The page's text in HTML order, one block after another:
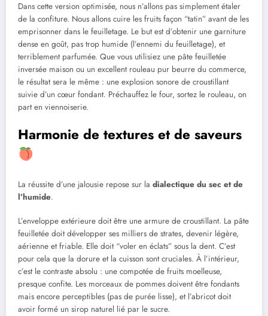
Dans cette version optimisée, nous n’allons pas simplement étaler
de la confiture. Nous allons cuire les fruits façon “tatin” avant de les
emprisonner dans le feuilletage. Le but est d’obtenir une garniture
dense en goût, pas trop humide (l’ennemi du feuilletage), et
terriblement parfumée. Que vous utilisiez une pâte feuilletée
inversée maison ou un excellent rouleau pur beurre du commerce,
le résultat sera le même : une explosion sonore de croustillant
suivie d’un cœur fondant. Préchauffez le four, sortez le rouleau, on
part en viennoiserie.
Harmonie de textures et de saveurs
La réussite d’une jalousie repose sur la dialectique du sec et de
l’humide.
L’enveloppe extérieure doit être une armure de croustillant. La pâte
feuilletée doit développer ses milliers de strates, devenir légère,
aérienne et friable. Elle doit “voler en éclats” sous la dent. C’est
pour cela que la dorure et la cuisson sont cruciales. À l’intérieur,
c’est le contraste absolu : une compotée de fruits moelleuse,
presque confite. Les morceaux de pommes doivent être fondants
mais encore perceptibles (pas de purée lisse), et l’abricot doit
avoir formé un sirop naturel lié par le sucre.